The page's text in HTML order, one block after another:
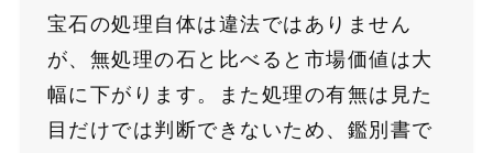
宝石の処理自体は違法ではありません
が、無処理の石と比べると市場価値は大
幅に下がります。また処理の有無は見た
目だけでは判断できないため、鑑別書で